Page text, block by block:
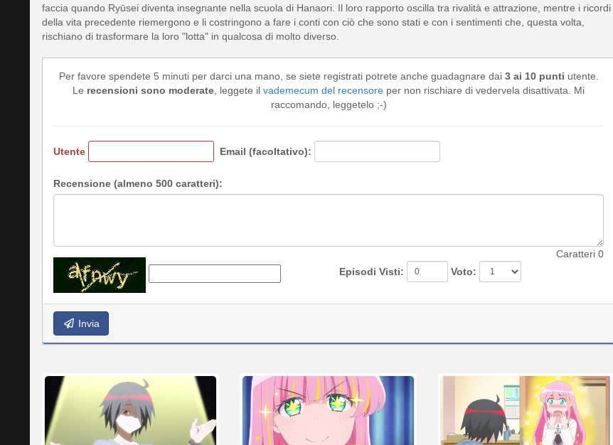
faccia quando Ryūsei diventa insegnante nella scuola di Hanaori. Il loro rapporto oscilla tra rivalità e attrazione, mentre i ricordi
della vita precedente riemergono e li costringono a fare i conti con ciò che sono stati e con i sentimenti che, questa volta,
rischiano di trasformare la loro "lotta" in qualcosa di molto diverso.
Per favore spendete 5 minuti per darci una mano, se siete registrati potrete anche guadagnare dai 3 ai 10 punti utente.
Le recensioni sono moderate , leggete il vademecum del recensore per non rischiare di vedervela disattivata. Mi
raccomando, leggetelo ;-)
Utente Email (facoltativo):
Recensione (almeno 500 caratteri):
Caratteri 0
Episodi Visti:
Voto:
Invia